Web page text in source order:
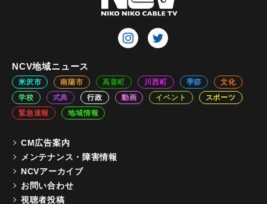
NCV地域ニュース
米沢市 南陽市 高畠町 川西町 季節
文化
学校
式典 行政 動画 イベント
スポーツ
緊急速報
地域情報
CM広告案内
メンテナンス・障害情報
NCVアーカイブ
お問い合わせ
視聴者投稿